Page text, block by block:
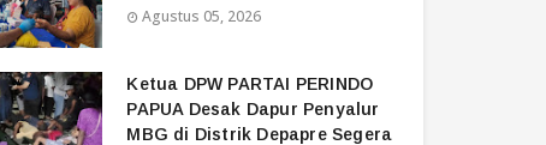
Agustus 05, 2026
Ketua DPW PARTAI PERINDO
PAPUA Desak Dapur Penyalur
MBG di Distrik Depapre Segera